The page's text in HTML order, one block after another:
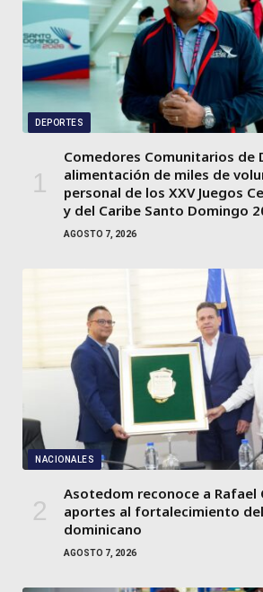
DEPORTES
Comedores Comunitarios de
alimentación de miles de
personal de los XXV Juegos
y del Caribe Santo Domingo
AGOSTO 7, 2026
NACIONALES
Asotedom reconoce a Rafael
aportes al fortalecimiento
dominicano
AGOSTO 7, 2026